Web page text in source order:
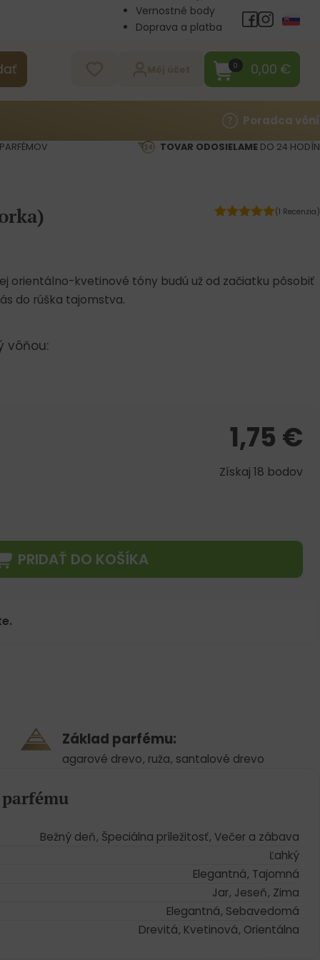
Vernostné body
Doprava a platba
0 0,00 €
Poradca vôní
TOVAR ODOSIELAME DO 24 HODÍN
(1 Recenzia)
orientálno-kvetinové tóny budú už od začiatku pôsobiť
do rúška tajomstva.
vôňou:
1,75 €
Získaj 18 bodov
PRIDAŤ DO KOŠÍKA
Základ parfému:
agarové drevo, ruža, santalové drevo
Bežný deň, Špeciálna príležitosť, Večer a zábava
Ľahký
Elegantná, Tajomná
Jar, Jeseň, Zima
Elegantná, Sebavedomá
Drevitá, Kvetinová, Orientálna